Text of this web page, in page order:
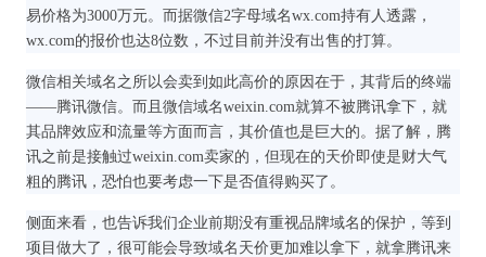
易价格为3000万元。而据微信2字母域名wx.com持有人透露，
wx.com的报价也达8位数，不过目前并没有出售的打算。
微信相关域名之所以会卖到如此高价的原因在于，其背后的终端
——腾讯微信。而且微信域名weixin.com就算不被腾讯拿下，就
其品牌效应和流量等方面而言，其价值也是巨大的。据了解，腾
讯之前是接触过weixin.com卖家的，但现在的天价即使是财大气
粗的腾讯，恐怕也要考虑一下是否值得购买了。
侧面来看，也告诉我们企业前期没有重视品牌域名的保护，等到
项目做大了，很可能会导致域名天价更加难以拿下，就拿腾讯来